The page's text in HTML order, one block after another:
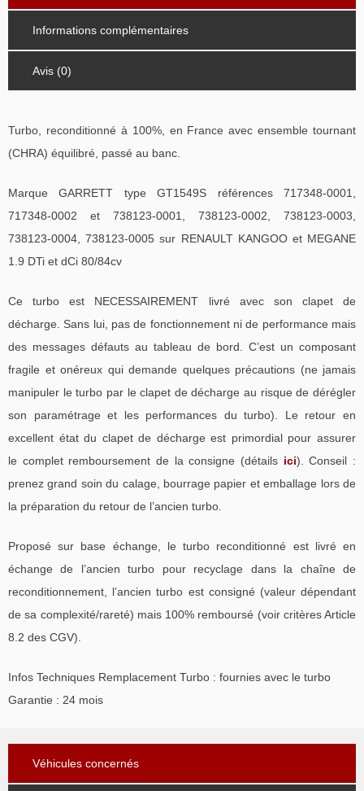
Informations complémentaires
Avis (0)
Turbo, reconditionné à 100%, en France avec ensemble tournant
(CHRA) équilibré, passé au banc.
Marque GARRETT type GT1549S références 717348-0001,
717348-0002 et 738123-0001, 738123-0002, 738123-0003,
738123-0004, 738123-0005 sur RENAULT KANGOO et MEGANE
1.9 DTi et dCi 80/84cv
Ce turbo est NECESSAIREMENT livré avec son clapet de
décharge. Sans lui, pas de fonctionnement ni de performance mais
des messages défauts au tableau de bord. C’est un composant
fragile et onéreux qui demande quelques précautions (ne jamais
manipuler le turbo par le clapet de décharge au risque de dérégler
son paramétrage et les performances du turbo). Le retour en
excellent état du clapet de décharge est primordial pour assurer
le complet remboursement de la consigne (détails ici). Conseil :
prenez grand soin du calage, bourrage papier et emballage lors de
la préparation du retour de l’ancien turbo.
Proposé sur base échange, le turbo reconditionné est livré en
échange de l’ancien turbo pour recyclage dans la chaîne de
reconditionnement, l’ancien turbo est consigné (valeur dépendant
de sa complexité/rareté) mais 100% remboursé (voir critères Article
8.2 des CGV).
Infos Techniques Remplacement Turbo : fournies avec le turbo
Garantie : 24 mois
Véhicules concernés